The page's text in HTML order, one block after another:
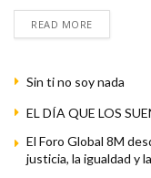
READ MORE
Sin ti no soy nada
EL DÍA QUE LOS
El Foro Global 8M
justicia, la igualdad y